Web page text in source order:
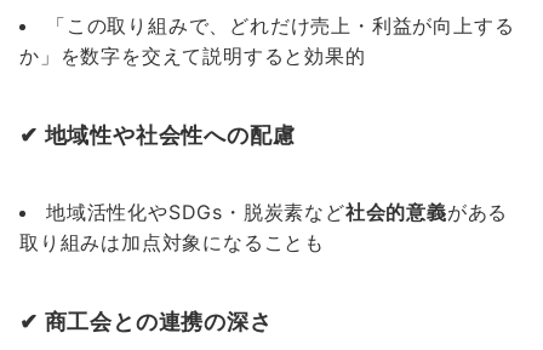
「この取り組みで、どれだけ売上・利益が向上する
か」を数字を交えて説明すると効果的
✔ 地域性や社会性への配慮
地域活性化やSDGs・脱炭素など社会的意義がある
取り組みは加点対象になることも
✔ 商工会との連携の深さ